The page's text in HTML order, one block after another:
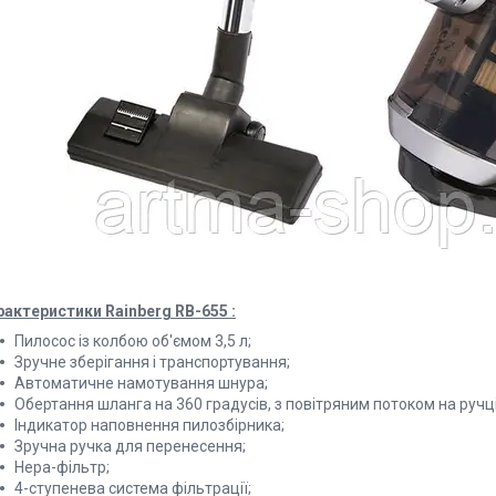
Rainberg RB-655 :
Пилосос із колбою об'ємом 3,5 л;
Зручне зберігання і транспортування;
Автоматичне намотування шнура;
Обертання шланга на 360 градусів, з повітряним потоком на
Індикатор наповнення пилозбірника;
Зручна ручка для перенесення;
Нера-фільтр;
4-ступенева система фільтрації;